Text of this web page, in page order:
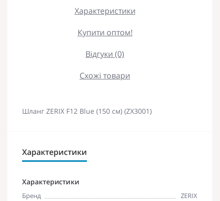
Характеристики
Купити оптом!
Відгуки (0)
Схожі товари
Шланг ZERIX F12 Blue (150 см) (ZX3001)
Характеристики
Характеристики
Бренд
ZERIX